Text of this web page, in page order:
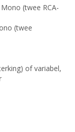
(twee RCA-
(twee
of variabel,